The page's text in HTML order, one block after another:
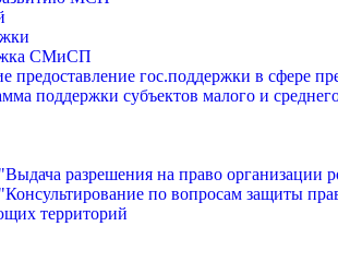
СМиСП
гос.поддержки в сфере
поддержки субъектов малого и
разрешения на право организации
по вопросам защиты
территорий